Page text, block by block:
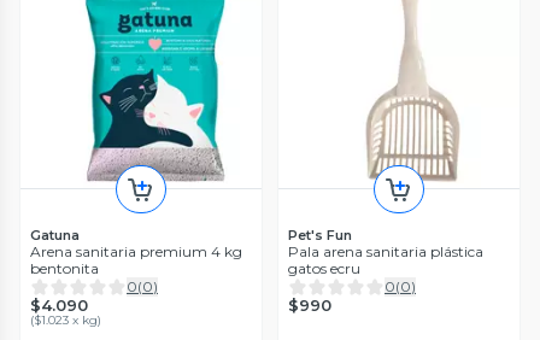
Gatuna
Arena sanitaria premium 4 kg
bentonita
0(0)
$4.090
($1.023 x kg)
Pet's Fun
Pala arena sanitaria plástica
gatos ecru
0(0)
$990